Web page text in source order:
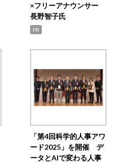
×フリーアナウンサー
長野智子氏
PR
「第4回科学的人事アワ
ード2025」を開催 デ
ータとAIで変わる人事